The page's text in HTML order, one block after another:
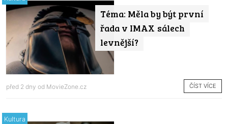
Téma: Měla by být první
řada v IMAX sálech
levnější?
před 2 dny od MovieZone.cz ČÍST VÍCE
Kultura